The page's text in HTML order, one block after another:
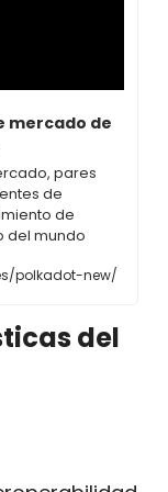
mercado de
pares
de
de
del mundo
polkadot-new/
del